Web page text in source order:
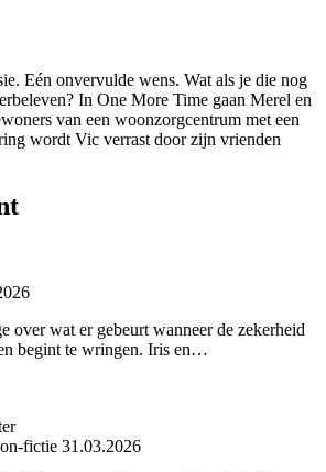
Eén onvervulde wens. Wat als je die nog
In One More Time gaan Merel en
van een woonzorgcentrum met een
wordt Vic verrast door zijn vrienden
over wat er gebeurt wanneer de zekerheid
begint te wringen. Iris en…
fictie 31.03.2026